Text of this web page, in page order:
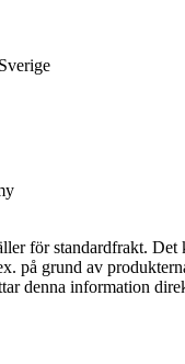
för standardfrakt. Det
på grund av
denna information